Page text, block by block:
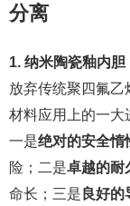
分离
1. 纳米陶瓷釉内
放弃传统聚四氟乙
材料应用上的一大
一是绝对的安全惰
险；二是卓越的耐
命长；三是 良好